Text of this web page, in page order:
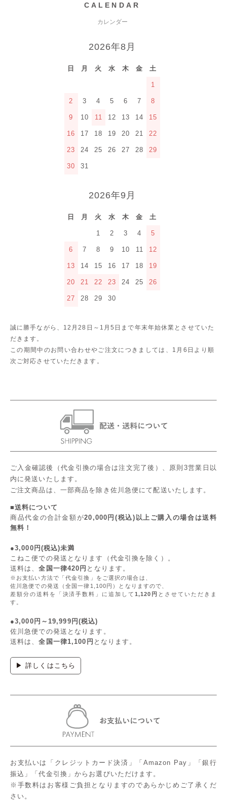
CALENDAR
カレンダー
2026年8月
日 月 火 水 木 金 土
1
2 3 4 5 6 7 8
9 10 11 12 13 14 15
16 17 18 19 20 21 22
23 24 25 26 27 28 29
30 31
2026年9月
日 月 火 水 木 金 土
1 2 3 4 5
6 7 8 9 10 11 12
13 14 15 16 17 18 19
20 21 22 23 24 25 26
27 28 29 30
誠に勝手ながら、12月28日～1月5日まで年末年始休業とさせていた
だきます。
この期間中のお問い合わせやご注文につきましては、1月6日より順
次ご対応させていただきます。
ご入金確認後（代金引換の場合は注文完了後）、原則3営業日以
内に発送いたします。
ご注文商品は、一部商品を除き佐川急便にて配送いたします。
■送料について
商品代金の合計金額が20,000円(税込)以上ご購入の場合は送料
無料！
●3,000円(税込)未満
こねこ便での発送となります（代金引換を除く）。
送料は、全国一律420円 となります。
※お支払い方法で「代金引換」をご選択の場合は、
佐川急便での発送（全国一律1,100円）となりますので、
差額分の送料を「決済手数料」に追加して 1,120円 とさせていただきま
す。
●3,000円～19,999円(税込)
佐川急便での発送となります。
送料は、全国一律1,100円 となります。
▶ 詳しくはこちら
お支払いは「クレジットカード決済」「Amazon Pay」「銀行
振込」「代金引換」からお選びいただけます。
※手数料はお客様ご負担となりますのであらかじめご了承くだ
さい。